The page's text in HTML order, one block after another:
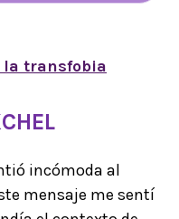
la transfobia
incómoda al
mensaje me sentí